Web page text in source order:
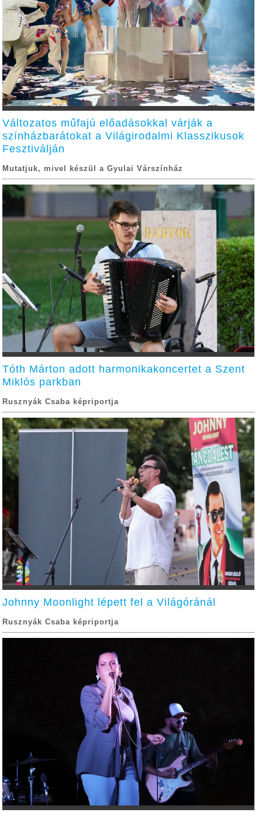
Változatos műfajú előadásokkal várják a
színházbarátokat a Világirodalmi Klasszikusok
Fesztiválján
Mutatjuk, mivel készül a Gyulai Várszínház
Tóth Márton adott harmonikakoncertet a Szent
Miklós parkban
Rusznyák Csaba képriportja
Johnny Moonlight lépett fel a Világóránál
Rusznyák Csaba képriportja